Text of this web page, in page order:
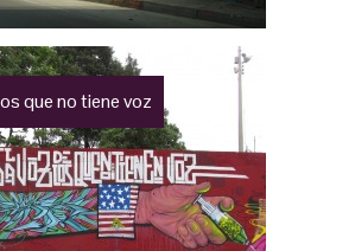
que no tiene voz